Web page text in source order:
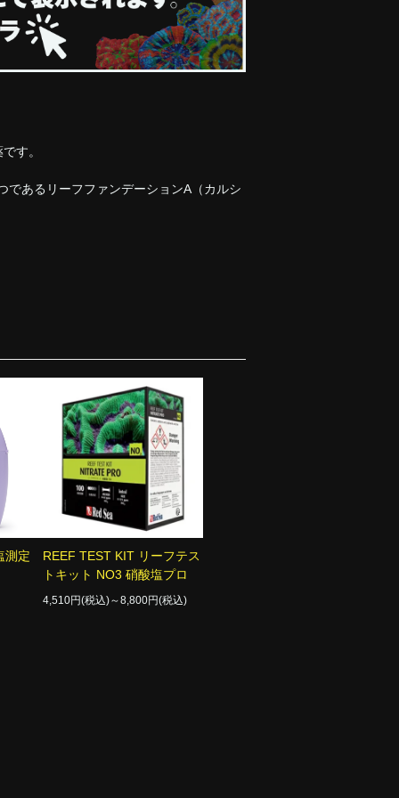
す。
であるリーフファンデーションA（カルシ
測定
REEF TEST KIT リーフテス
トキット NO3 硝酸塩プロ
4,510円(税込)～8,800円(税込)